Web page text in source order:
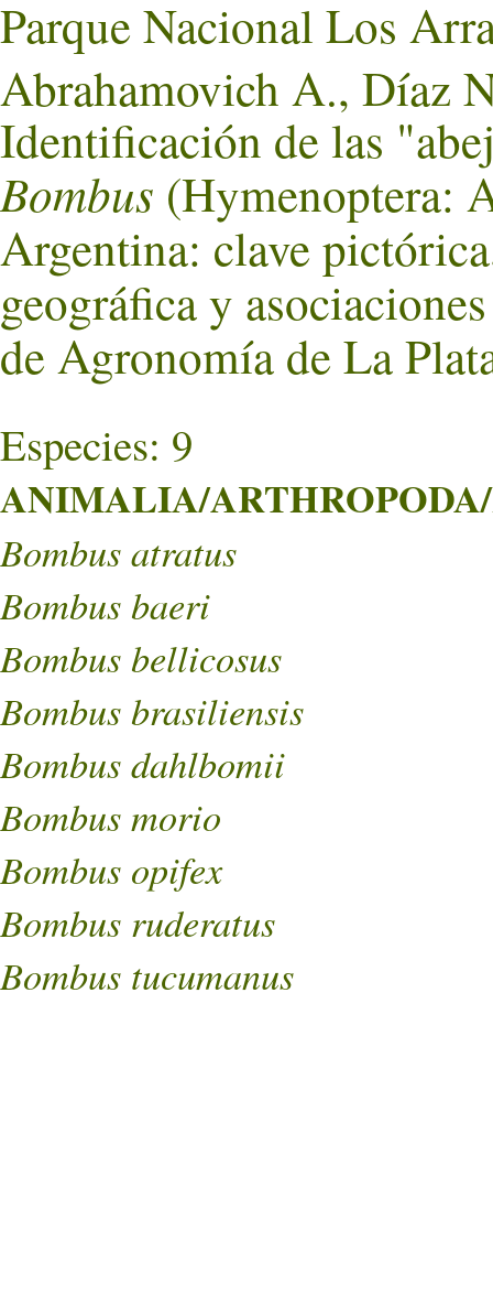
Parque Nacional Los
Abrahamovich A., Díaz
Identificación de las
Bombus (Hymenoptera:
Argentina: clave
geográfica y
de Agronomía de La
Especies: 9
ANIMALIA/
Bombus atratus
Bombus baeri
Bombus bellicosus
Bombus brasiliensis
Bombus dahlbomii
Bombus morio
Bombus opifex
Bombus ruderatus
Bombus tucumanus